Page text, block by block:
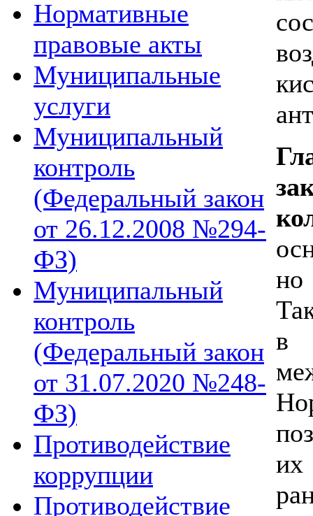
Нормативные
правовые акты
Муниципальные
услуги
Муниципальный
контроль
(Федеральный закон
от 26.12.2008 №294-
ФЗ)
Муниципальный
контроль
(Федеральный закон
от 31.07.2020 №248-
ФЗ)
Противодействие
коррупции
Противодействие
но
в